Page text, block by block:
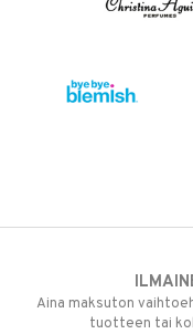
Aina maksuton
tuotteen tai